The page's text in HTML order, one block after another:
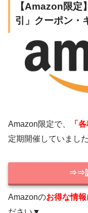
【Amazon限定
引」クーポン・
Amazon限定で、 「
定期開催していまし
⇒⇒
Amazonのお得な情報